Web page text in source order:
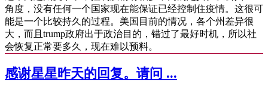
角度，没有任何一个国家现在能保证已经控制住疫情。这很可
能是一个比较持久的过程。美国目前的情况，各个州差异很
大，而且trump政府出于政治目的，错过了最好时机，所以社
会恢复正常要多久，现在难以预料。
感谢星星昨天的回复。请问 ...